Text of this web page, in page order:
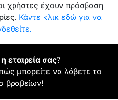
χρήστες έχουν πρόσβαση
Κάντε κλικ εδώ για να
εταιρεία σας?
μπορείτε να λάβετε το
βραβείων!